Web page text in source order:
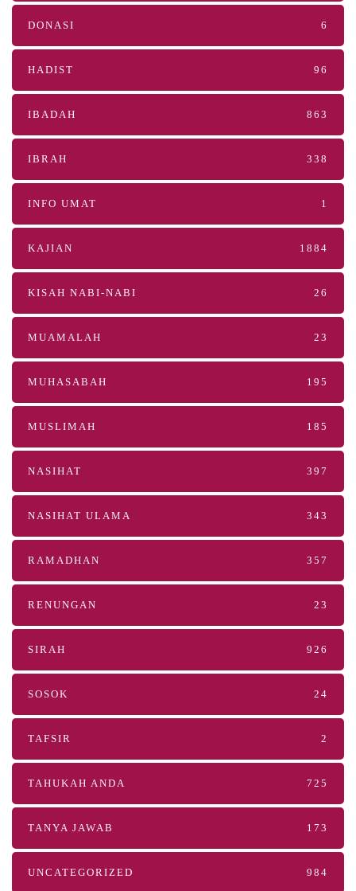
DONASI 6
HADIST 96
IBADAH 863
IBRAH 338
INFO UMAT 1
KAJIAN 1884
KISAH NABI-NABI 26
MUAMALAH 23
MUHASABAH 195
MUSLIMAH 185
NASIHAT 397
NASIHAT ULAMA 343
RAMADHAN 357
RENUNGAN 23
SIRAH 926
SOSOK 24
TAFSIR 2
TAHUKAH ANDA 725
TANYA JAWAB 173
UNCATEGORIZED 984